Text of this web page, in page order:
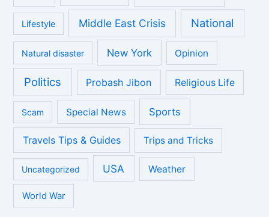
Lifestyle Middle East Crisis National
Natural disaster New York Opinion
Politics Probash Jibon Religious Life
Scam Special News Sports
Travels Tips & Guides Trips and Tricks
Uncategorized USA Weather
World War